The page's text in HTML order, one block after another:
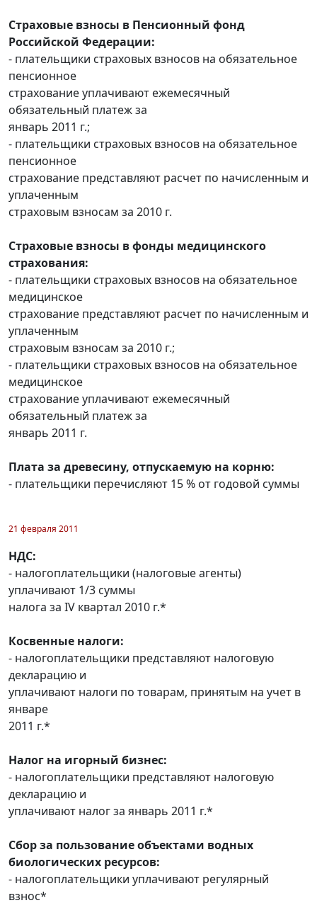
Страховые взносы в Пенсионный фонд
Российской Федерации:
- плательщики страховых взносов на обязательное
пенсионное
страхование уплачивают ежемесячный
обязательный платеж за
январь 2011 г.;
- плательщики страховых взносов на обязательное
пенсионное
страхование представляют расчет по начисленным и
уплаченным
страховым взносам за 2010 г.
Страховые взносы в фонды медицинского
страхования:
- плательщики страховых взносов на обязательное
медицинское
страхование представляют расчет по начисленным и
уплаченным
страховым взносам за 2010 г.;
- плательщики страховых взносов на обязательное
медицинское
страхование уплачивают ежемесячный
обязательный платеж за
январь 2011 г.
Плата за древесину, отпускаемую на корню:
- плательщики перечисляют 15 % от годовой суммы
21 февраля 2011
НДС:
- налогоплательщики (налоговые агенты)
уплачивают 1/3 суммы
налога за IV квартал 2010 г.*
Косвенные налоги:
- налогоплательщики представляют налоговую
декларацию и
уплачивают налоги по товарам, принятым на учет в
январе
2011 г.*
Налог на игорный бизнес:
- налогоплательщики представляют налоговую
декларацию и
уплачивают налог за январь 2011 г.*
Сбор за пользование объектами водных
биологических ресурсов:
- налогоплательщики уплачивают регулярный
взнос*